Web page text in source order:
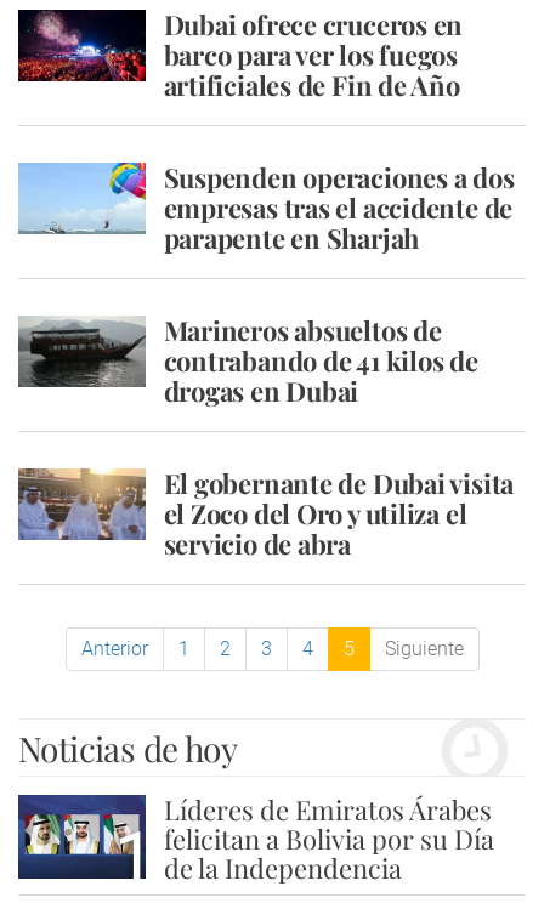
Dubai ofrece cruceros en
barco para ver los fuegos
artificiales de Fin de Año
Suspenden operaciones a dos
empresas tras el accidente de
parapente en Sharjah
Marineros absueltos de
contrabando de 41 kilos de
drogas en Dubai
El gobernante de Dubai visita
el Zoco del Oro y utiliza el
servicio de abra
Anterior 1 2 3 4 5 Siguiente
Noticias de hoy
1
Líderes de Emiratos Árabes
felicitan a Bolivia por su Día
de la Independencia